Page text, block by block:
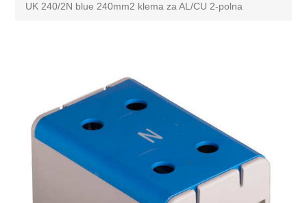
UK 240/2N blue 240mm2 klema za AL/CU 2-polna